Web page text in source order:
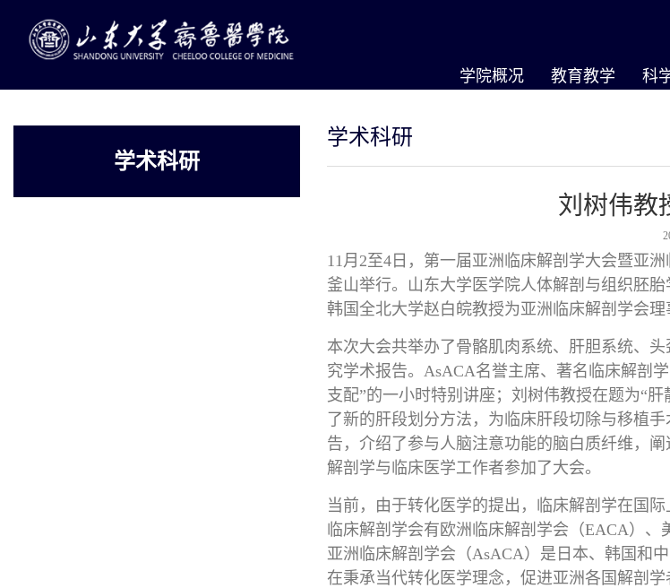
学院概况 教育教学 科
学术科研
学术科研
刘树伟教
11月2至4日，第一届亚洲临床解剖学大会暨亚
釜山举行。山东大学医学院人体解剖与组织胚
韩国全北大学赵白皖教授为亚洲临床解剖学会理
本次大会共举办了骨骼肌肉系统、肝胆系统、
究学术报告。AsACA名誉主席、著名临床解剖
支配”的一小时特别讲座；刘树伟教授在题为“
了新的肝段划分方法，为临床肝段切除与移植
告，介绍了参与人脑注意功能的脑白质纤维，
解剖学与临床医学工作者参加了大会。
当前，由于转化医学的提出，临床解剖学在国
临床解剖学会有欧洲临床解剖学会（EACA）
亚洲临床解剖学会（AsACA）是日本、韩国和
在秉承当代转化医学理念，促进亚洲各国解剖